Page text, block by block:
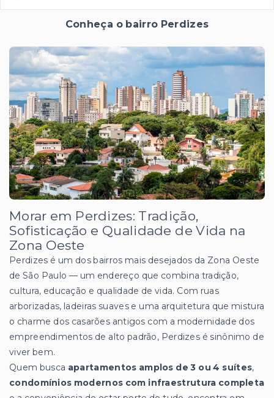
Conheça o bairro Perdizes
Morar em Perdizes: Tradição,
Sofisticação e Qualidade de Vida na
Zona Oeste
Perdizes é um dos bairros mais desejados da Zona Oeste
de São Paulo — um endereço que combina tradição,
cultura, educação e qualidade de vida. Com ruas
arborizadas, ladeiras suaves e uma arquitetura que mistura
o charme dos casarões antigos com a modernidade dos
empreendimentos de alto padrão, Perdizes é sinônimo de
viver bem.
Quem busca apartamentos amplos de 3 ou 4 suítes,
condomínios modernos com infraestrutura completa